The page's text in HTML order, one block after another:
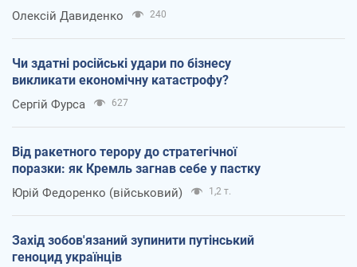
Олексій Давиденко 240
Чи здатні російські удари по бізнесу
викликати економічну катастрофу?
Сергій Фурса 627
Від ракетного терору до стратегічної
поразки: як Кремль загнав себе у пастку
Юрій Федоренко (військовий) 1,2 т.
Захід зобов'язаний зупинити путінський
геноцид українців